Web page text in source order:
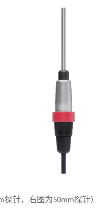
探针，右图为50mm探针）